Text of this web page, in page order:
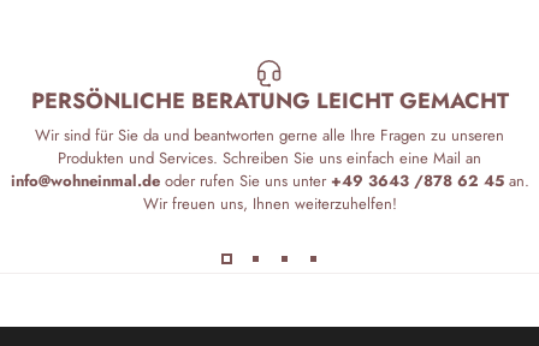
PERSÖNLICHE BERATUNG LEICHT GEMACHT
Wir sind für Sie da und beantworten gerne alle Ihre Fragen zu unseren
Produkten und Services. Schreiben Sie uns einfach eine Mail an
info@wohneinmal.deoder rufen Sie uns unter+49 3643 /878 62 45an.
Wir freuen uns, Ihnen weiterzuhelfen!